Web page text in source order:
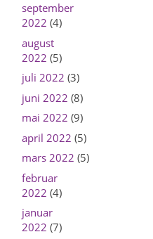
september
2022 (4)
august
2022 (5)
juli 2022 (3)
juni 2022 (8)
mai 2022 (9)
april 2022 (5)
mars 2022 (5)
februar
2022 (4)
januar
2022 (7)